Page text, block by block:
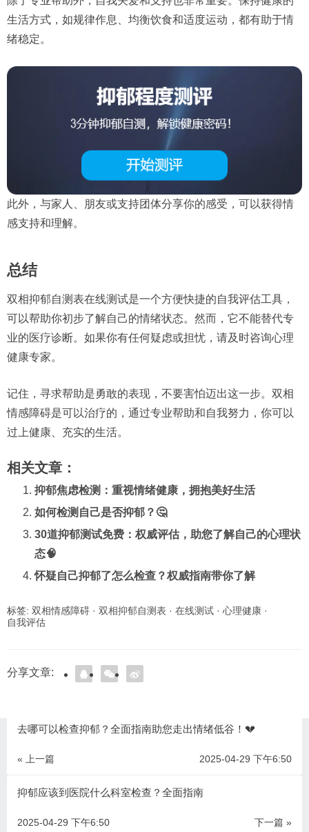
生活方式，如规律作息、均衡饮食和适度运动，都有助于情
绪稳定。
此外，与家人、朋友或支持团体分享你的感受，可以获得情
感支持和理解。
总结
双相抑郁自测表在线测试是一个方便快捷的自我评估工具，
可以帮助你初步了解自己的情绪状态。然而，它不能替代专
业的医疗诊断。如果你有任何疑虑或担忧，请及时咨询心理
健康专家。
记住，寻求帮助是勇敢的表现，不要害怕迈出这一步。双相
情感障碍是可以治疗的，通过专业帮助和自我努力，你可以
过上健康、充实的生活。
相关文章：
抑郁焦虑检测：重视情绪健康，拥抱美好生活
如何检测自己是否抑郁？🤔
30道抑郁测试免费：权威评估，助您了解自己的心理状
态🧠
怀疑自己抑郁了怎么检查？权威指南带你了解
标签: 双相情感障碍 · 双相抑郁自测表 · 在线测试 · 心理健康 ·
自我评估
分享文章:
去哪可以检查抑郁？全面指南助您走出情绪低谷！💔
« 上一篇 2025-04-29 下午6:50
抑郁应该到医院什么科室检查？全面指南
下一篇 »
2025-04-29 下午6:50